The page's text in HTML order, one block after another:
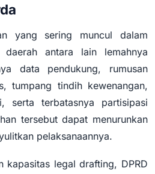
yang sering muncul dalam
daerah antara lain lemahnya
data pendukung, rumusan
tumpang tindih kewenangan,
serta terbatasnya partisipasi
tersebut dapat menurunkan
pelaksanaannya.
kapasitas legal drafting, DPRD